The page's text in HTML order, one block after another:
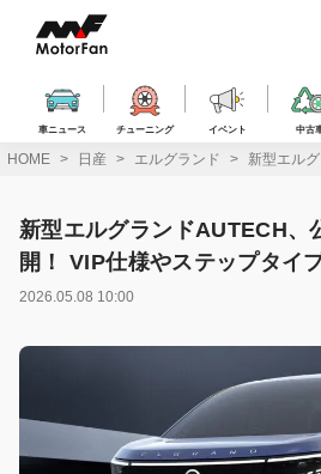
ス
車ニュース チューニング イベント 中古
HOME 日産 エルグランド 新型エル
新型エルグランドAUTECH、
開！ VIP仕様やステップタイ
2026.05.08 10:00